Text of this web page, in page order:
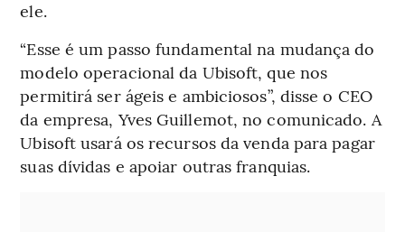
ele.
“Esse é um passo fundamental na mudança do
modelo operacional da Ubisoft, que nos
permitirá ser ágeis e ambiciosos”, disse o CEO
da empresa, Yves Guillemot, no comunicado. A
Ubisoft usará os recursos da venda para pagar
suas dívidas e apoiar outras franquias.